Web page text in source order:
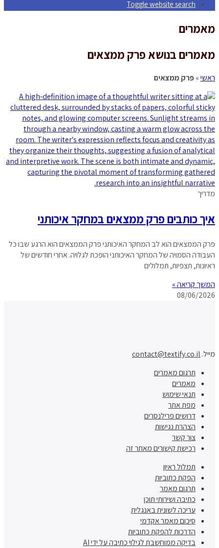
Toggle website search
מאמרים
מאמרים בנושא פרק ממצאים
ראשי»פרק ממצאים
מדריך
איך כותבים פרק ממצאים במחקר איכותני
פרק הממצאים הוא לב המחקר האיכותני פרק הממצאים הוא הרגע שבו כל
העבודה הסמויה של המחקר האיכותני הופכת לגלויה. אחרי חודשים של
ראיונות, תצפיות, תמלולים
המשך קריאה »
08/06/2026
מייל. contact@textify.co.il
תרגום מאמרים
מאמרים
תנאי שימוש
מפת אתר
דרושים פרילנסרים
הצהרת נגישות
צור קשר
רכישת קישורים מאתר זה
תמלול ראיון
הפקת כתוביות
תרגום מאמר
כתיבה ושירותי תוכן
עריכה לשונית באנגלית
סיכום מאמר אקדמי
הדרכות להפקת כתוביות
בדיקה ממוחשבת לגילוי כתיבה על ידי AI